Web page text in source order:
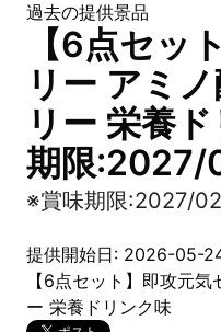
過去の提供景品
【6点セッ
リー アミ
リー 栄養
期限:2027/
※賞味期限:2027/
提供開始日: 2026-05-
【6点セット】即攻元
ー 栄養ドリンク味